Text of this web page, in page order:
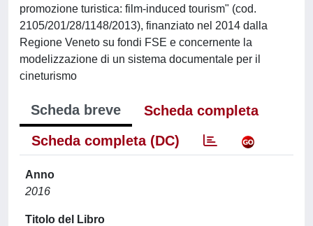
promozione turistica: film-induced tourism" (cod.
2105/201/28/1148/2013), finanziato nel 2014 dalla
Regione Veneto su fondi FSE e concernente la
modelizzazione di un sistema documentale per il
cineturismo
Scheda breve
Scheda completa
Scheda completa (DC)
Anno
2016
Titolo del Libro